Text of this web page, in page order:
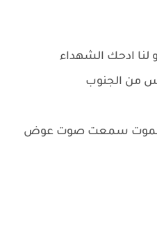
لنا ادحك الشهداء
من الجنوب
بالموت سمعت صوت عوض